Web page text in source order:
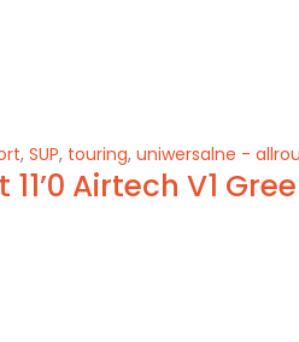
, SUP, touring, uniwersalne -
Airtech V1